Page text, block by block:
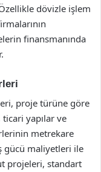
dövizle işlem
finansmanında
proje türüne göre
yapılar ve
metrekare
gücü maliyetleri ile
projeleri, standart